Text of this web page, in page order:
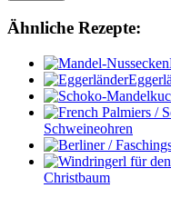
Ähnliche Rezepte:
Schweineohren
Christbaum